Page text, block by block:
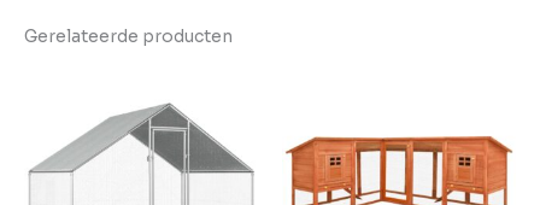
EAN
Aantal
pakketten in
Gerelateerde producten